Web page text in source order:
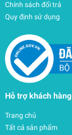
Chính sách đổi trả
Quy định sử dụng
Hỗ trợ khách hàng
Trang chủ
Tất cả sản phẩm